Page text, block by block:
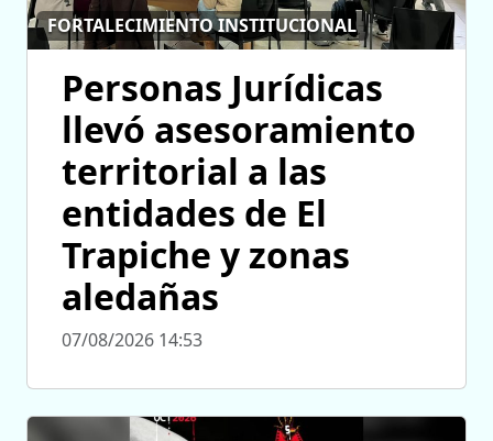
FORTALECIMIENTO INSTITUCIONAL
Personas Jurídicas
llevó asesoramiento
territorial a las
entidades de El
Trapiche y zonas
aledañas
07/08/2026 14:53